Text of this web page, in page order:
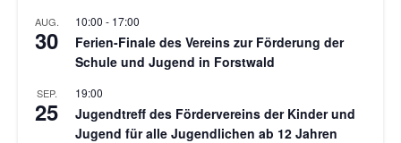
AUG.
30
10:00 - 17:00
Ferien-Finale des Vereins zur Förderung der
Schule und Jugend in Forstwald
SEP.
25
19:00
Jugendtreff des Fördervereins der Kinder und
Jugend für alle Jugendlichen ab 12 Jahren